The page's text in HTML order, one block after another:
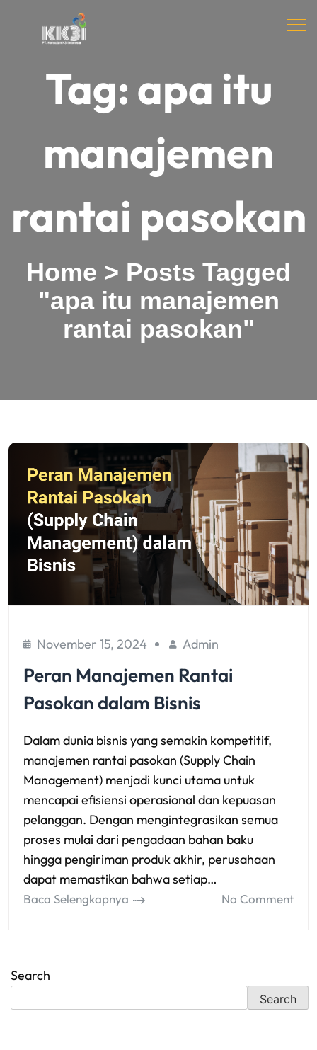
Tag:apa itu
manajemen
rantai pasokan
Home > Posts Tagged
"apa itu manajemen
rantai pasokan"
November 15, 2024 Admin
Peran Manajemen Rantai
Pasokan dalam Bisnis
Dalam dunia bisnis yang semakin kompetitif,
manajemen rantai pasokan (Supply Chain
Management) menjadi kunci utama untuk
mencapai efisiensi operasional dan kepuasan
pelanggan. Dengan mengintegrasikan semua
proses mulai dari pengadaan bahan baku
hingga pengiriman produk akhir, perusahaan
dapat memastikan bahwa setiap…
Baca Selengkapnya No Comment
Search
Search